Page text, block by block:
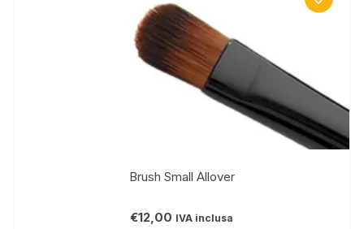
Brush Small Allover
€12,00 IVA inclusa